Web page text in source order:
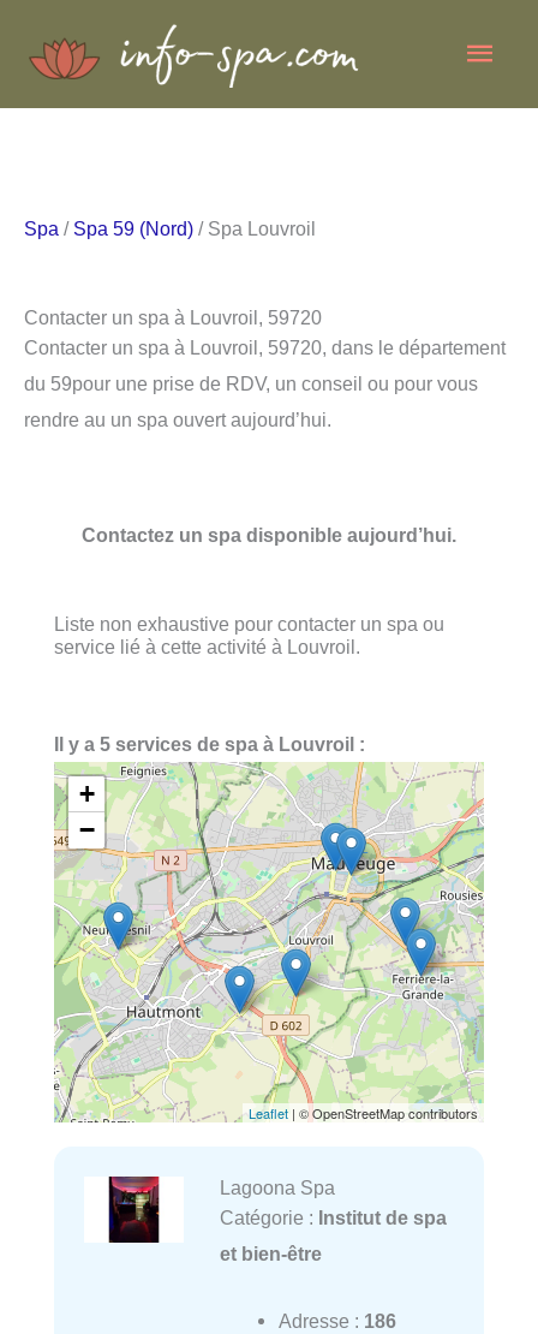
Spa / Spa 59 (Nord) / Spa Louvroil
Contacter un spa à Louvroil, 59720
Contacter un spa à Louvroil, 59720, dans le département
du 59pour une prise de RDV, un conseil ou pour vous
rendre au un spa ouvert aujourd’hui.
Contactez un spa disponible aujourd’hui.
Liste non exhaustive pour contacter un spa ou
service lié à cette activité à Louvroil.
Il y a 5 services de spa à Louvroil :
+
−
Leaflet | © OpenStreetMap contributors
Lagoona Spa
Catégorie : Institut de spa
et bien-être
Adresse : 186